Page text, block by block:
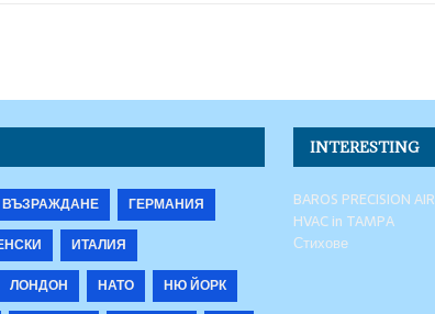
ВЪЗРАЖДАНЕ
ГЕРМАНИЯ
ИТАЛИЯ
ЛОНДОН НАТО
НЮ ЙОРК
INTERESTING
BAROS PRECISION AIR
HVAC in TAMPA
Стихове